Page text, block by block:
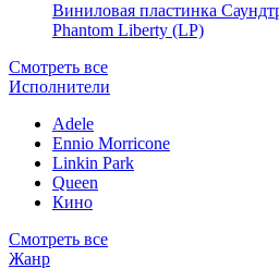
Виниловая пластинка
Phantom Liberty (LP)
Смотреть все
Исполнители
Adele
Ennio Morricone
Linkin Park
Queen
Кино
Смотреть все
Жанр